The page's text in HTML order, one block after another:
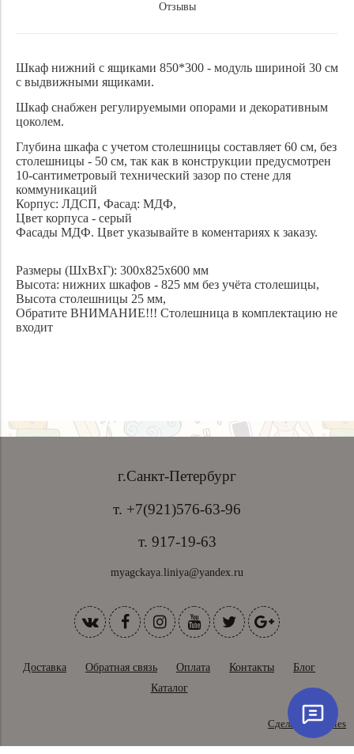
Отзывы
Шкаф нижний с ящиками 850*300 - модуль шириной 30 см
с выдвижными ящиками.
Шкаф снабжен регулируемыми опорами и декоративным
цоколем.
Глубина шкафа с учетом столешницы составляет 60 см, без
столешницы - 50 см, так как в конструкции предусмотрен
10-сантиметровый технический зазор по стене для
коммуникаций
Корпус: ЛДСП, Фасад: МДФ,
Цвет корпуса - серый
Фасады МДФ. Цвет указывайте в коментариях к заказу.
Размеры (ШхВхГ): 300х825х600 мм
Высота: нижних шкафов - 825 мм без учёта столешицы,
Высота столешницы 25 мм,
Обратите ВНИМАНИЕ!!! Столешница в комплектацию не
входит
г.Санкт-Петербург
т. +7(921)576-63-96
т. 917-19-63
myagckaya.liniya@yandex.ru
Доставка Обратная связь Оплата Контакты
Блог
Каталог
Сделано в InSales